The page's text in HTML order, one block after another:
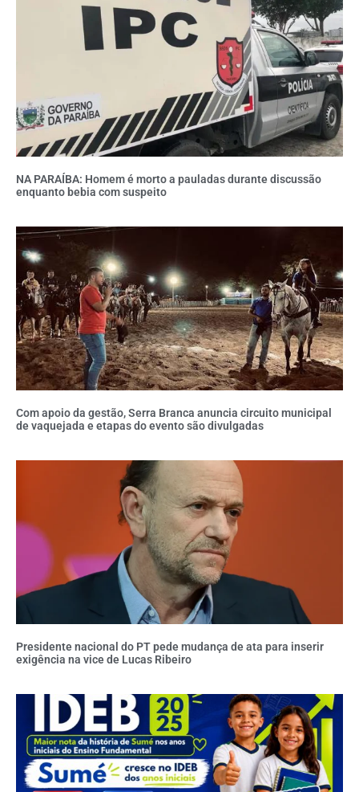
NA PARAÍBA: Homem é morto a pauladas durante discussão
enquanto bebia com suspeito
Com apoio da gestão, Serra Branca anuncia circuito municipal
de vaquejada e etapas do evento são divulgadas
Presidente nacional do PT pede mudança de ata para inserir
exigência na vice de Lucas Ribeiro